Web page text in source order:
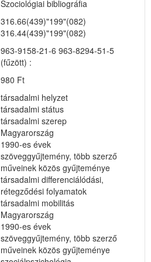
Szociológiai bibliográfia
316.66(439)"199"(082)
316.44(439)"199"(082)
963-9158-21-6 963-8294-51-5
(fűzött) :
980 Ft
társadalmi helyzet
társadalmi státus
társadalmi szerep
Magyarország
1990-es évek
szöveggyűjtemény, több szerző
műveinek közös gyűjteménye
társadalmi differenciálódási,
rétegződési folyamatok
társadalmi mobilitás
Magyarország
1990-es évek
szöveggyűjtemény, több szerző
műveinek közös gyűjteménye